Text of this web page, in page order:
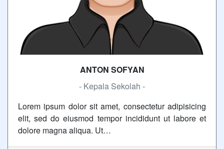
ANTON SOFYAN
- Kepala Sekolah -
Lorem ipsum dolor sit amet, consectetur adipisicing
elit, sed do eiusmod tempor incididunt ut labore et
dolore magna aliqua. Ut…